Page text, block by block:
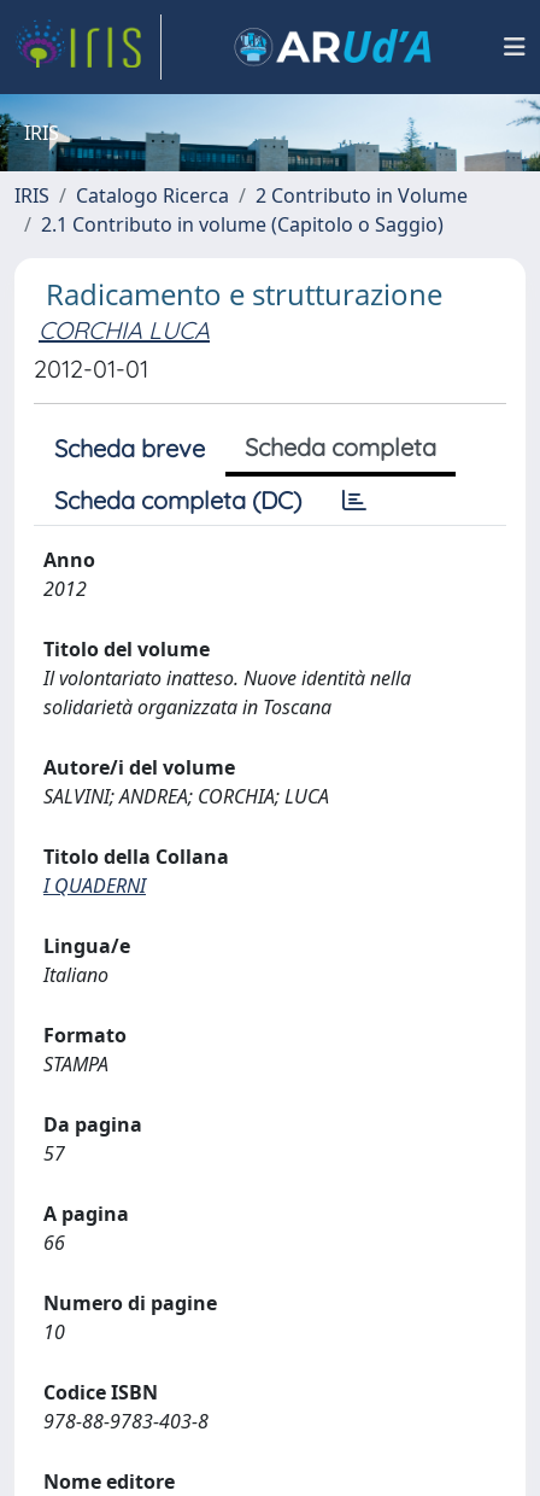
IRIS
IRIS Catalogo Ricerca
2 Contributo in Volume
2.1 Contributo in volume (Capitolo o Saggio)
Radicamento e strutturazione
CORCHIA LUCA
2012-01-01
Scheda breve
Scheda completa
Scheda completa (DC)
Anno
2012
Titolo del volume
Il volontariato inatteso. Nuove identità nella
solidarietà organizzata in Toscana
Autore/i del volume
SALVINI; ANDREA; CORCHIA; LUCA
Titolo della Collana
I QUADERNI
Lingua/e
Italiano
Formato
STAMPA
Da pagina
57
A pagina
66
Numero di pagine
10
Codice ISBN
978-88-9783-403-8
Nome editore